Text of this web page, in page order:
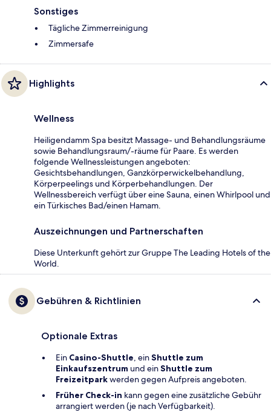
Sonstiges
Tägliche Zimmerreinigung
Zimmersafe
Highlights
Wellness
Heiligendamm Spa besitzt Massage- und Behandlungsräume
sowie Behandlungsraum/-räume für Paare. Es werden
folgende Wellnessleistungen angeboten:
Gesichtsbehandlungen, Ganzkörperwickelbehandlung,
Körperpeelings und Körperbehandlungen. Der
Wellnessbereich verfügt über eine Sauna, einen Whirlpool und
ein Türkisches Bad/einen Hamam.
Auszeichnungen und Partnerschaften
Diese Unterkunft gehört zur Gruppe The Leading Hotels of the
World.
Gebühren & Richtlinien
Optionale Extras
Ein Casino-Shuttle, einShuttle zum
Einkaufszentrum und einShuttle zum
Freizeitparkwerden gegen Aufpreis angeboten.
Früher Check-in kann gegen eine zusätzliche Gebühr
arrangiert werden (je nach Verfügbarkeit).